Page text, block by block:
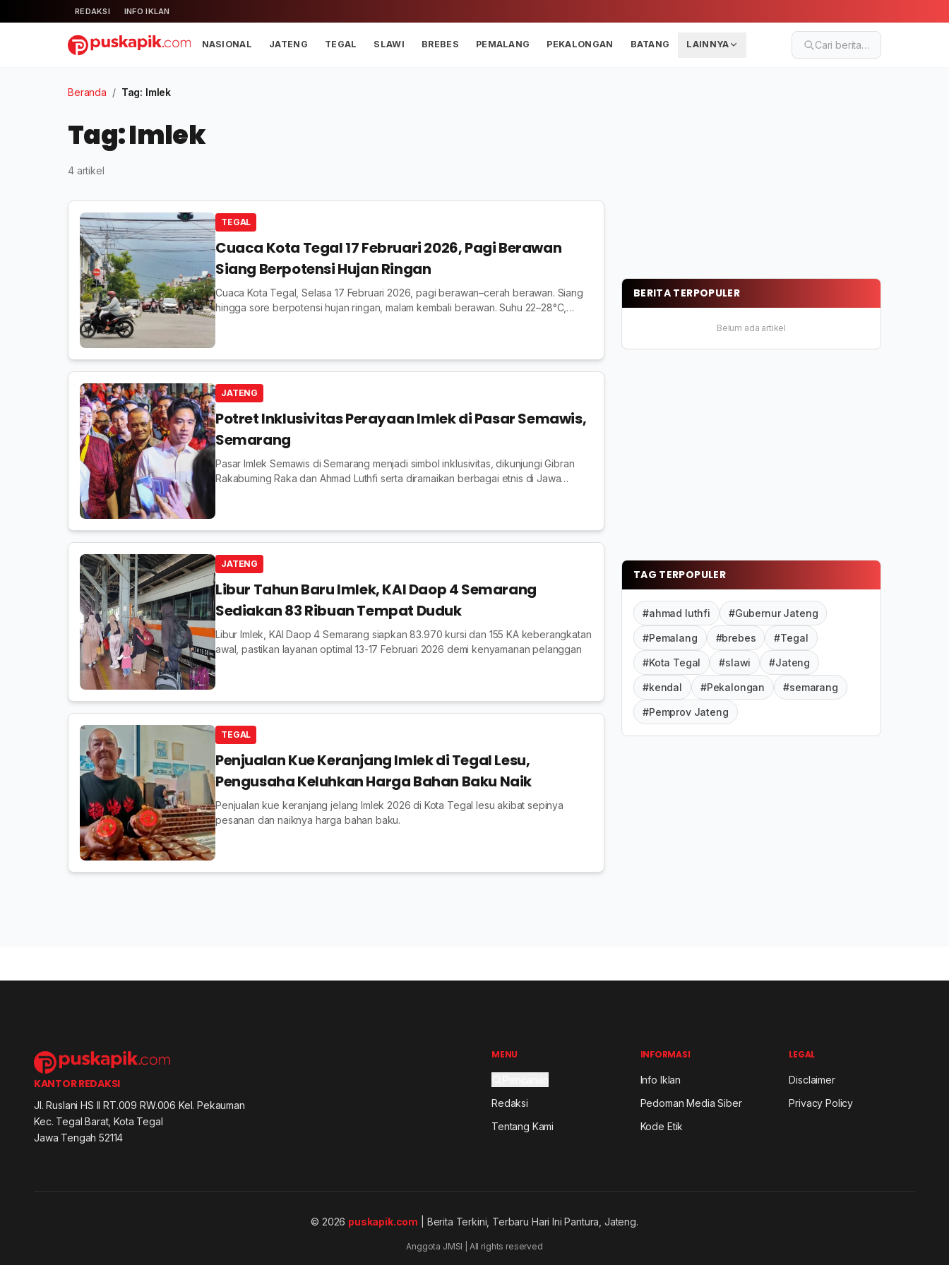
REDAKSI INFO IKLAN
NASIONAL JATENG TEGAL SLAWI BREBES PEMALANG PEKALONGAN BATANG LAINNYA Cari berita…
Beranda / Tag: Imlek
Tag: Imlek
4 artikel
TEGAL
Cuaca Kota Tegal 17 Februari 2026, Pagi Berawan
Siang Berpotensi Hujan Ringan
Cuaca Kota Tegal, Selasa 17 Februari 2026, pagi berawan–cerah berawan. Siang
hingga sore berpotensi hujan ringan, malam kembali berawan. Suhu 22–28°C,
JATENG
Potret Inklusivitas Perayaan Imlek di Pasar Semawis,
Semarang
Pasar Imlek Semawis di Semarang menjadi simbol inklusivitas, dikunjungi Gibran
Rakabuming Raka dan Ahmad Luthfi serta diramaikan berbagai etnis di Jawa
JATENG
Libur Tahun Baru Imlek, KAI Daop 4 Semarang
Sediakan 83 Ribuan Tempat Duduk
Libur Imlek, KAI Daop 4 Semarang siapkan 83.970 kursi dan 155 KA keberangkatan
awal, pastikan layanan optimal 13-17 Februari 2026 demi kenyamanan pelanggan
TEGAL
Penjualan Kue Keranjang Imlek di Tegal Lesu,
Pengusaha Keluhkan Harga Bahan Baku Naik
Penjualan kue keranjang jelang Imlek 2026 di Kota Tegal lesu akibat sepinya
pesanan dan naiknya harga bahan baku.
BERITA TERPOPULER
Belum ada artikel
TAG TERPOPULER
#ahmad luthfi #Gubernur Jateng
#Pemalang #brebes #Tegal
#Kota Tegal #slawi #Jateng
#kendal #Pekalongan #semarang
#Pemprov Jateng
KANTOR REDAKSI
Jl. Ruslani HS II RT.009 RW.006 Kel. Pekauman
Kec. Tegal Barat, Kota Tegal
Jawa Tengah 52114
MENU
Redaksi
Tentang Kami
INFORMASI
Info Iklan
Pedoman Media Siber
Kode Etik
LEGAL
Disclaimer
Privacy Policy
© 2026 puskapik.com | Berita Terkini, Terbaru Hari Ini Pantura, Jateng.
Anggota JMSI | All rights reserved